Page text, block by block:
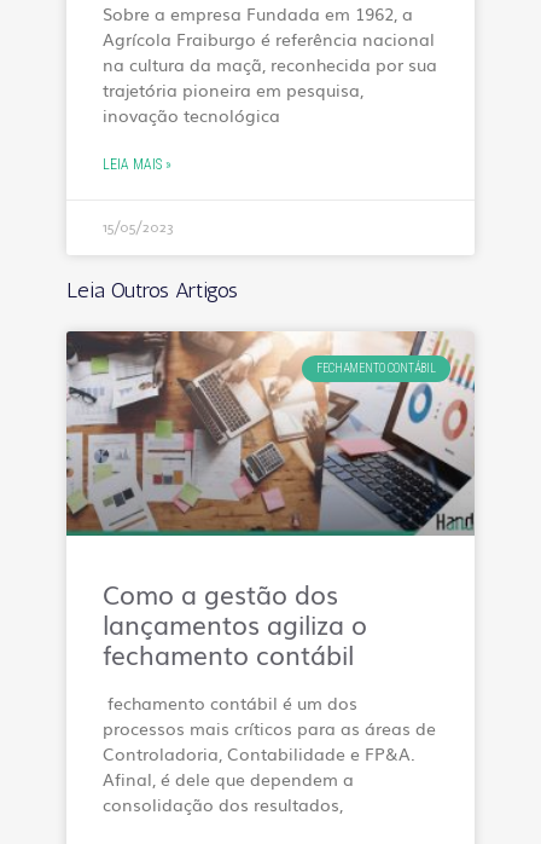
Sobre a empresa Fundada em 1962, a
Agrícola Fraiburgo é referência nacional
na cultura da maçã, reconhecida por sua
trajetória pioneira em pesquisa,
inovação tecnológica
LEIA MAIS »
15/05/2023
Leia Outros Artigos
FECHAMENTO CONTÁBIL
Como a gestão dos
lançamentos agiliza o
fechamento contábil
fechamento contábil é um dos
processos mais críticos para as áreas de
Controladoria, Contabilidade e FP&A.
Afinal, é dele que dependem a
consolidação dos resultados,